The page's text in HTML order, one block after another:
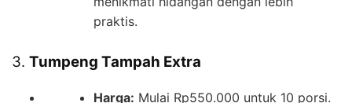
praktis.
3. Tumpeng Tampah Extra
Harga: Mulai Rp550.000 untuk 10 porsi.